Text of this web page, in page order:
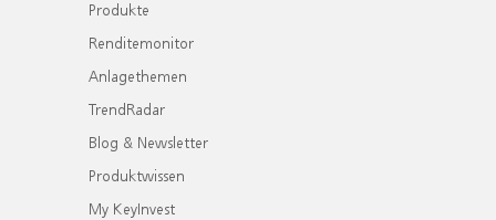
Produkte
Renditemonitor
Anlagethemen
TrendRadar
Blog & Newsletter
Produktwissen
My KeyInvest